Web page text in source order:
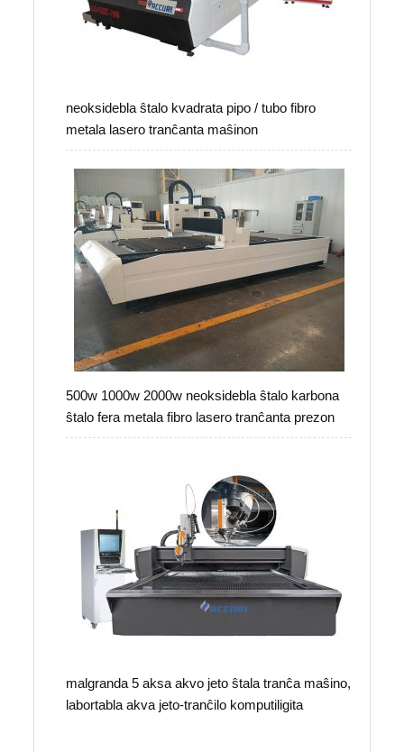
neoksidebla ŝtalo kvadrata pipo / tubo fibro
metala lasero tranĉanta maŝinon
500w 1000w 2000w neoksidebla ŝtalo karbona
ŝtalo fera metala fibro lasero tranĉanta prezon
malgranda 5 aksa akvo jeto ŝtala tranĉa maŝino,
labortabla akva jeto-tranĉilo komputiligita